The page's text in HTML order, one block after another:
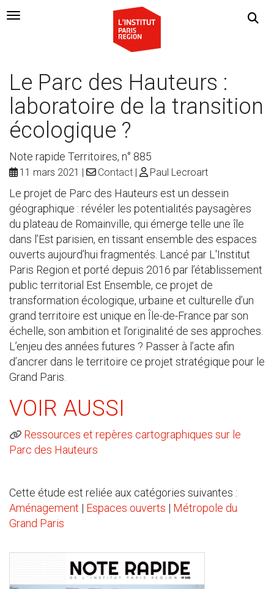
Navigation Toggle
Le Parc des Hauteurs :
laboratoire de la transition
écologique ?
Note rapide Territoires, n° 885
11 mars 2021 Contact Paul Lecroart
Le projet de Parc des Hauteurs est un dessein
géographique : révéler les potentialités paysagères
du plateau de Romainville, qui émerge telle une île
dans l’Est parisien, en tissant ensemble des espaces
ouverts aujourd’hui fragmentés. Lancé par L'Institut
Paris Region et porté depuis 2016 par l’établissement
public territorial Est Ensemble, ce projet de
transformation écologique, urbaine et culturelle d’un
grand territoire est unique en Île-de-France par son
échelle, son ambition et l’originalité de ses approches.
L’enjeu des années futures ? Passer à l’acte afin
d’ancrer dans le territoire ce projet stratégique pour le
Grand Paris.
VOIR AUSSI
Ressources et repères cartographiques sur le
Parc des Hauteurs
Cette étude est reliée aux catégories suivantes :
Aménagement | Espaces ouverts | Métropole du
Grand Paris